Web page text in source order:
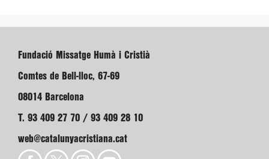
Fundació Missatge Humà i Cristià
Comtes de Bell-lloc, 67-69
08014 Barcelona
T. 93 409 27 70 / 93 409 28 10
web@catalunyacristiana.cat